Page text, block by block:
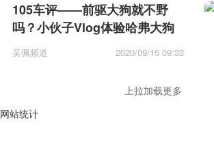
105车评——前驱大狗就不野
吗？小伙子Vlog体验哈弗大狗
吴佩频道 2020/09/15 09:33
上拉加载更多
网站统计